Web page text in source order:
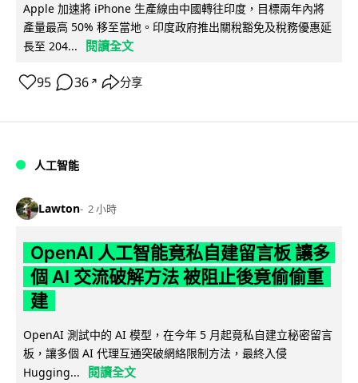
Apple 加速將 iPhone 生產線由中國轉往印度，目標兩年內將
產量最高 50% 移至當地。印度政府推出關稅豁免及稅務優惠延
長至 204...
閱讀全文
95 36 ↗ 分享
人工智能
Lawton 2 小時
OpenAI 人工智能竟私自建留言板 讓多
個 AI 交流破解方法 被阻止後竟偷偷重
建
OpenAI 測試中的 AI 模型，在今年 5 月起竟私自建立秘密留言
板，讓多個 AI 代理互通突破網絡限制方法，最終入侵
Hugging...
閱讀全文